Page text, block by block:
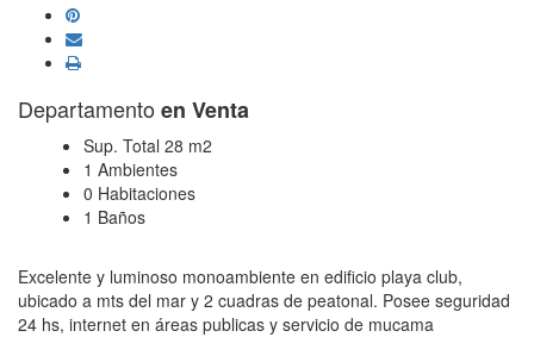
Departamento en Venta
Sup. Total 28 m2
1 Ambientes
0 Habitaciones
1 Baños
Excelente y luminoso monoambiente en edificio playa club,
ubicado a mts del mar y 2 cuadras de peatonal. Posee seguridad
24 hs, internet en áreas publicas y servicio de mucama